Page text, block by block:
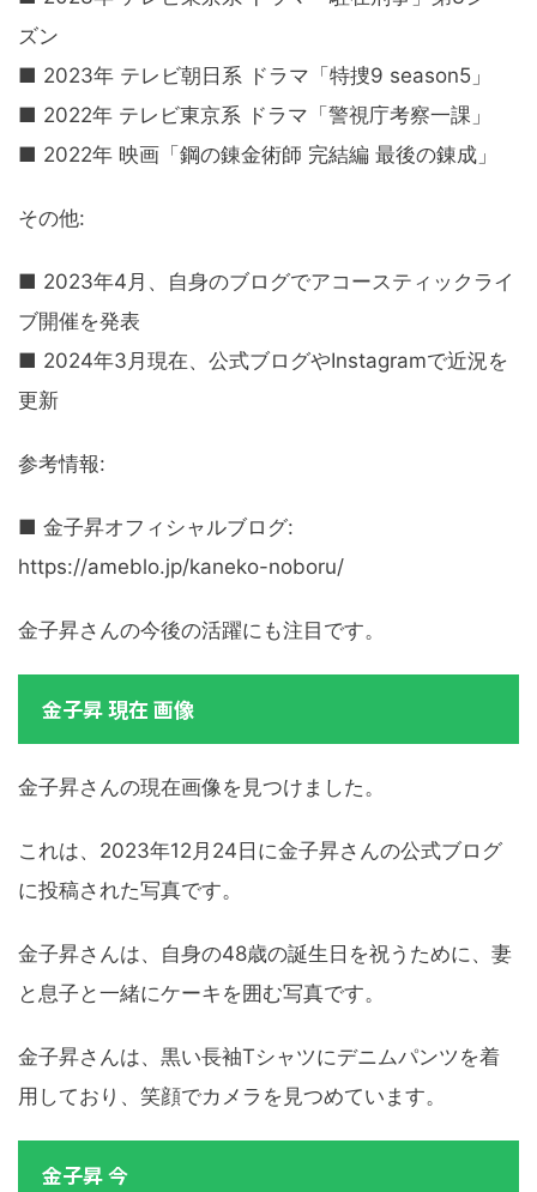
ズン
■ 2023年 テレビ朝日系 ドラマ「特捜9 season5」
■ 2022年 テレビ東京系 ドラマ「警視庁考察一課」
■ 2022年 映画「鋼の錬金術師 完結編 最後の錬成」
その他:
■ 2023年4月、自身のブログでアコースティックライ
ブ開催を発表
■ 2024年3月現在、公式ブログやInstagramで近況を
更新
参考情報:
■ 金子昇オフィシャルブログ:
https://ameblo.jp/kaneko-noboru/
金子昇さんの今後の活躍にも注目です。
金子昇 現在 画像
金子昇さんの現在画像を見つけました。
これは、2023年12月24日に金子昇さんの公式ブログ
に投稿された写真です。
金子昇さんは、自身の48歳の誕生日を祝うために、妻
と息子と一緒にケーキを囲む写真です。
金子昇さんは、黒い長袖Tシャツにデニムパンツを着
用しており、笑顔でカメラを見つめています。
金子昇 今